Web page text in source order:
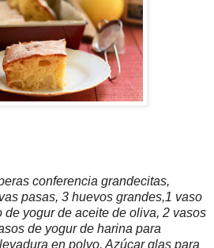
conferencia grandecitas,
pasas, 3 huevos grandes,1 vaso
de yogur de aceite de oliva, 2 vasos
de yogur de harina para
en polvo. Azúcar glas para